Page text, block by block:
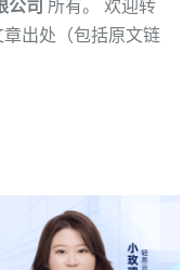
公司 所有。 欢迎转
出处（包括原文链